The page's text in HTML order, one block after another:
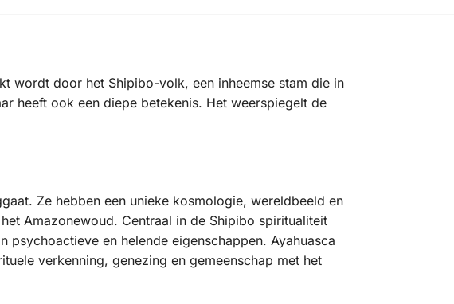
wordt door het Shipibo-volk, een inheemse stam die in
heeft ook een diepe betekenis. Het weerspiegelt de
Ze hebben een unieke kosmologie, wereldbeeld en
Amazonewoud. Centraal in de Shipibo spiritualiteit
en helende eigenschappen. Ayahuasca
verkenning, genezing en gemeenschap met het